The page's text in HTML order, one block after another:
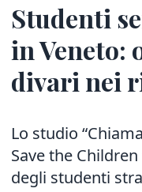
Studenti
in Veneto:
divari nei
Lo studio
Save the
degli studenti